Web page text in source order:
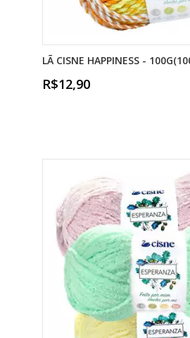
LÃ CISNE HAPPINESS -
R$12,90